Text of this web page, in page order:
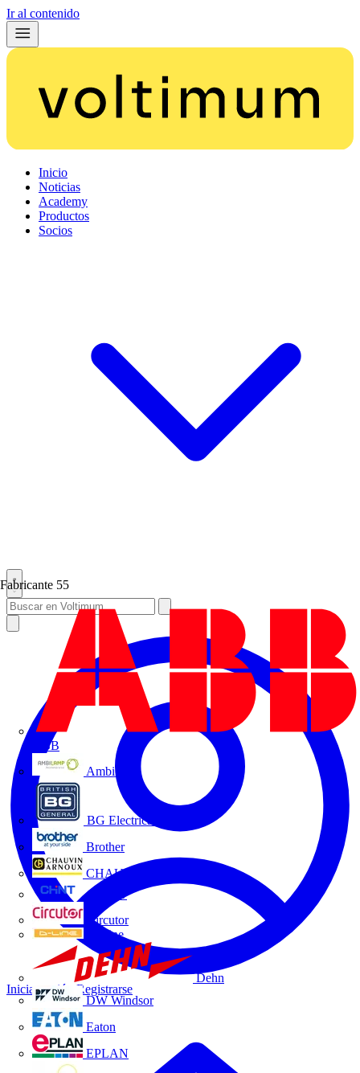
Ir al contenido
Inicio
Noticias
Academy
Productos
Socios
Fabricante 55
ABB
Ambilamp
BG Electrical
Brother
CHAUVIN ARNOUX
CHINT
Circutor
D-Line
Dehn
DW Windsor
Eaton
EPLAN
Iniciar sesión Registrarse